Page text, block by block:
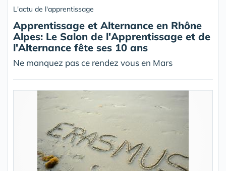
L'actu de l'apprentissage
Apprentissage et Alternance en Rhône
Alpes: Le Salon de l'Apprentissage et de
l'Alternance fête ses 10 ans
Ne manquez pas ce rendez vous en Mars